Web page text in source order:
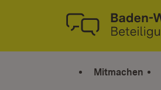
Zum Inhalt springen
Link zur Startseite
Mitmachen